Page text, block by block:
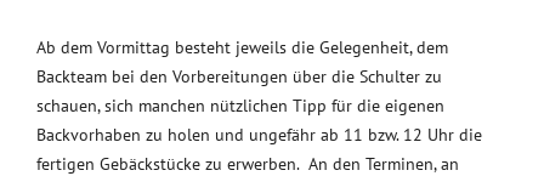
Ab dem Vormittag besteht jeweils die Gelegenheit, dem
Backteam bei den Vorbereitungen über die Schulter zu
schauen, sich manchen nützlichen Tipp für die eigenen
Backvorhaben zu holen und ungefähr ab 11 bzw. 12 Uhr die
fertigen Gebäckstücke zu erwerben. An den Terminen, an